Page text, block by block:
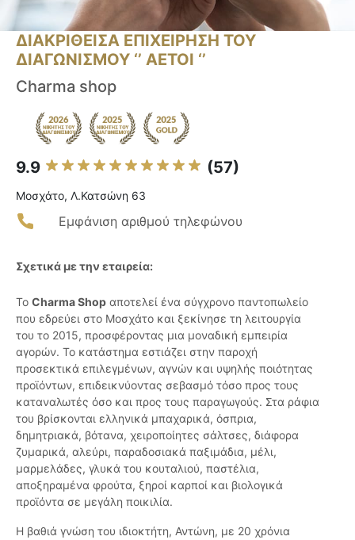
ΔΙΑΚΡΙΘΕΙΣΑ ΕΠΙΧΕΙΡΗΣΗ ΤΟΥ
ΔΙΑΓΩΝΙΣΜΟΥ ‘’ ΑΕΤΟΙ ‘’
Charma shop
9.9 (57)
Μοσχάτο, Λ.Κατσώνη 63
Εμφάνιση αριθμού τηλεφώνου
Σχετικά με την εταιρεία:
Το Charma Shop αποτελεί ένα σύγχρονο παντοπωλείο
που εδρεύει στο Μοσχάτο και ξεκίνησε τη λειτουργία
του το 2015, προσφέροντας μια μοναδική εμπειρία
αγορών. Το κατάστημα εστιάζει στην παροχή
προσεκτικά επιλεγμένων, αγνών και υψηλής ποιότητας
προϊόντων, επιδεικνύοντας σεβασμό τόσο προς τους
καταναλωτές όσο και προς τους παραγωγούς. Στα ράφια
του βρίσκονται ελληνικά μπαχαρικά, όσπρια,
δημητριακά, βότανα, χειροποίητες σάλτσες, διάφορα
ζυμαρικά, αλεύρι, παραδοσιακά παξιμάδια, μέλι,
μαρμελάδες, γλυκά του κουταλιού, παστέλια,
αποξηραμένα φρούτα, ξηροί καρποί και βιολογικά
προϊόντα σε μεγάλη ποικιλία.
Η βαθιά γνώση του ιδιοκτήτη, Αντώνη, με 20 χρόνια